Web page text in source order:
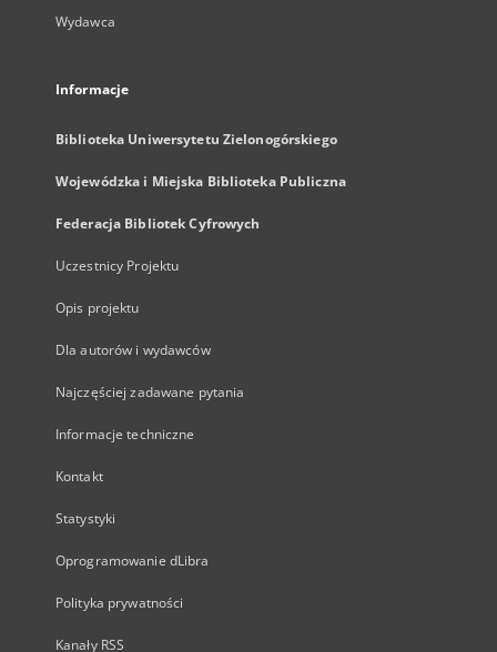
Wydawca
Informacje
Biblioteka Uniwersytetu Zielonogórskiego
Wojewódzka i Miejska Biblioteka Publiczna
Federacja Bibliotek Cyfrowych
Uczestnicy Projektu
Opis projektu
Dla autorów i wydawców
Najczęściej zadawane pytania
Informacje techniczne
Kontakt
Statystyki
Oprogramowanie dLibra
Polityka prywatności
Kanały RSS